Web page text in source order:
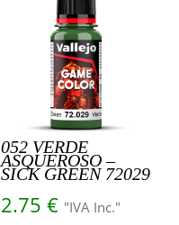
052 VERDE
ASQUEROSO –
SICK GREEN 72029
2.75 € "IVA Inc."